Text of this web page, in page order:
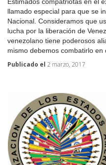
llamado especial para que se
Nacional. Consideramos que
lucha por la liberación de
venezolano tiene poderosos
mismo debemos combatirlo
Publicado el 2 marzo, 2017